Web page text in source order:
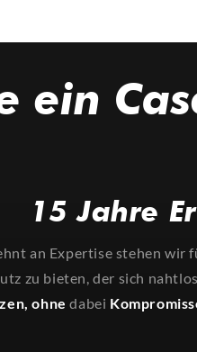
ein
15 Jahre
an Expertise stehen wir
zu bieten, der sich
ohne dabei